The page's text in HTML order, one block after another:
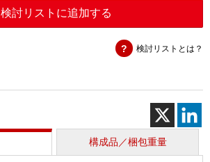
ッ
ッ
ト
(CAT
7202)
検討リストに追加する
検討リストとは？
構成品／梱包重量